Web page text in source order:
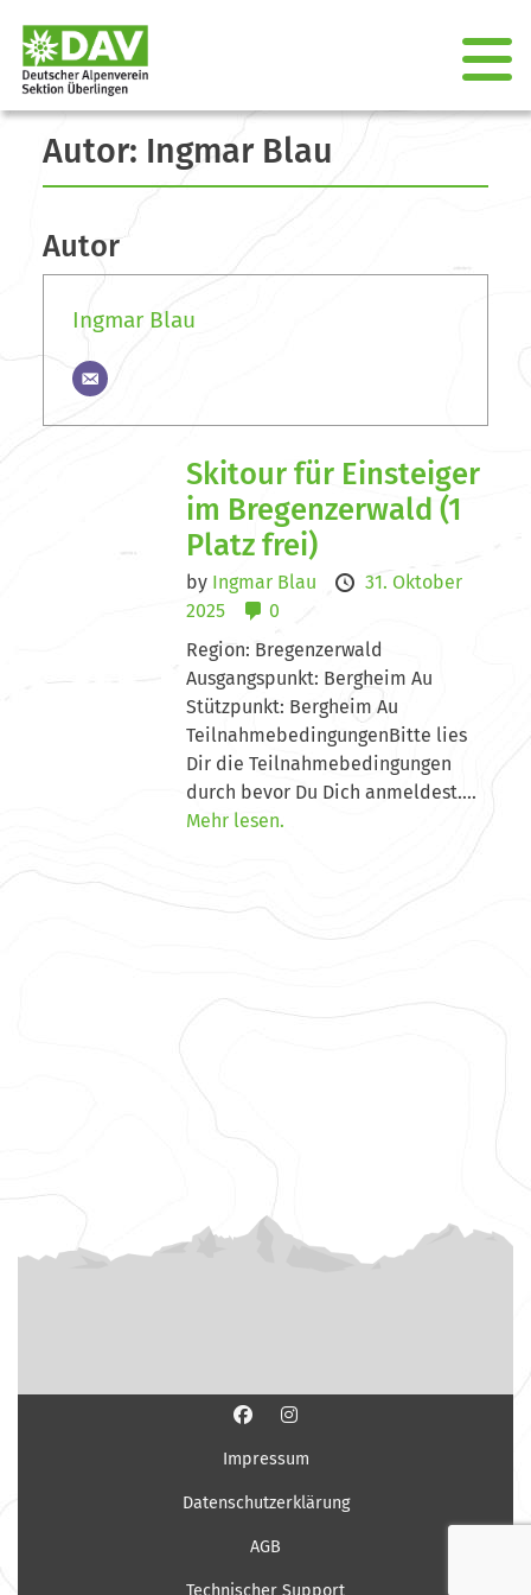
Autor: Ingmar Blau
Autor
Ingmar Blau
Skitour für Einsteiger
im Bregenzerwald (1
Platz frei)
by Ingmar Blau
31. Oktober
2025
0
Region: Bregenzerwald
Ausgangspunkt: Bergheim Au
Stützpunkt: Bergheim Au
TeilnahmebedingungenBitte lies
Dir die Teilnahmebedingungen
durch bevor Du Dich anmeldest....
Mehr lesen.
Impressum
Datenschutzerklärung
AGB
Technischer Support